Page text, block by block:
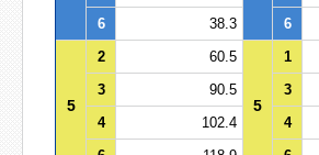
6
38.3 6
5
2 60.5
5
1
3
90.5 3
4
102.4 4